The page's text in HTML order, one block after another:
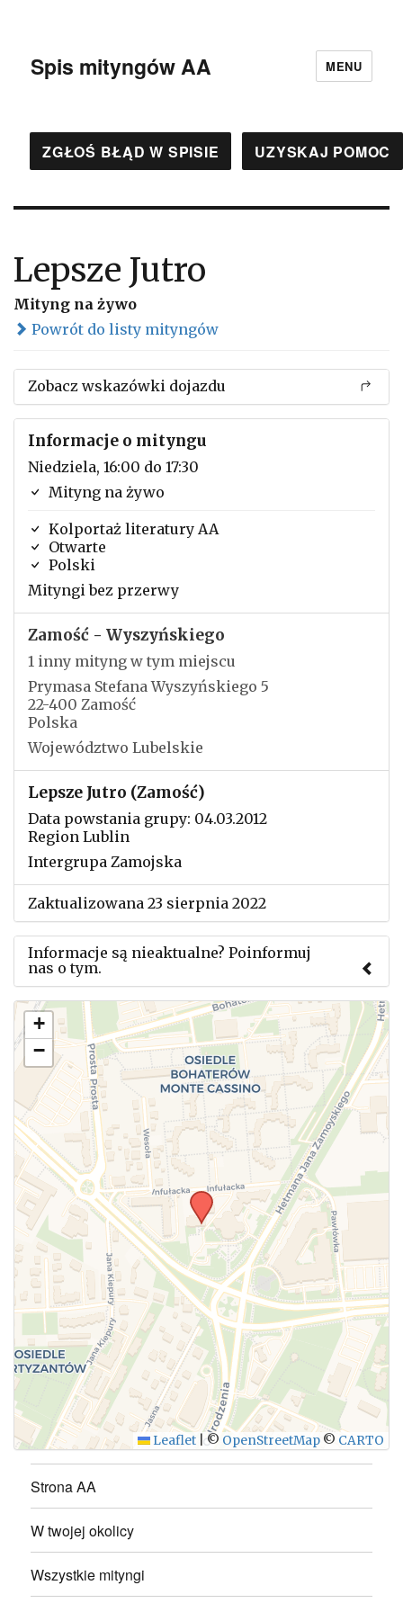
Spis mityngów AA MENU
ZGŁOŚ BŁĄD W SPISIE UZYSKAJ POMOC
Lepsze Jutro
Mityng na żywo
Powrót do listy mityngów
Zobacz wskazówki dojazdu
Informacje o mityngu
Niedziela, 16:00 do 17:30
Mityng na żywo
Kolportaż literatury AA
Otwarte
Polski
Mityngi bez przerwy
Zamość - Wyszyńskiego
1 inny mityng w tym miejscu
Prymasa Stefana Wyszyńskiego 5
22-400 Zamość
Polska
Województwo Lubelskie
Lepsze Jutro (Zamość)
Data powstania grupy: 04.03.2012
Region Lublin
Intergrupa Zamojska
Zaktualizowana 23 sierpnia 2022
Informacje są nieaktualne? Poinformuj
nas o tym.
Użyj tego formularza aby przesłać informację o
zmianach w powyższym mityngu.
WYŚLIJ
+
−
Leaflet |© OpenStreetMap © CARTO
Strona AA
W twojej okolicy
Wszystkie mityngi